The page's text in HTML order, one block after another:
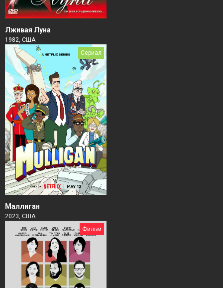
Лживая Луна
1982, США
Сериал
Маллиган
2023, США
Фильм